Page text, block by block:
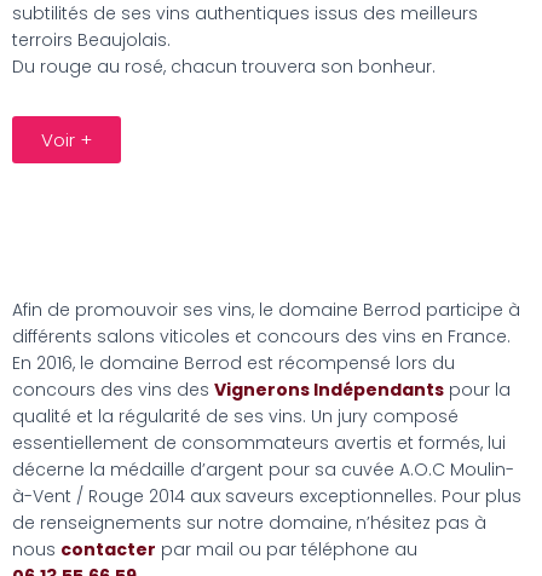
subtilités de ses vins authentiques issus des meilleurs
terroirs Beaujolais.
Du rouge au rosé, chacun trouvera son bonheur.
Voir +
Afin de promouvoir ses vins, le domaine Berrod participe à
différents salons viticoles et concours des vins en France.
En 2016, le domaine Berrod est récompensé lors du
concours des vins des Vignerons Indépendants pour la
qualité et la régularité de ses vins. Un jury composé
essentiellement de consommateurs avertis et formés, lui
décerne la médaille d’argent pour sa cuvée A.O.C Moulin-
à-Vent / Rouge 2014 aux saveurs exceptionnelles. Pour plus
de renseignements sur notre domaine, n’hésitez pas à
nous contacter par mail ou par téléphone au